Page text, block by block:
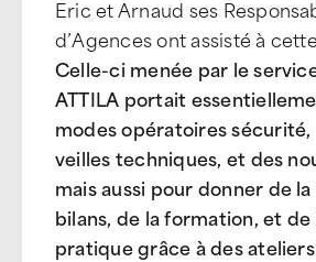
Eric et Arnaud ses
d’Agences ont assisté à
Celle-ci menée par le
ATTILA portait
modes opératoires
veilles techniques, et des
mais aussi pour donner de
bilans, de la formation, et de
pratique grâce à des ateliers